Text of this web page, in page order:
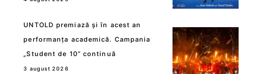
UNTOLD premiază și în acest an
performanța academică. Campania
„Student de 10” continuă
3 august 2026